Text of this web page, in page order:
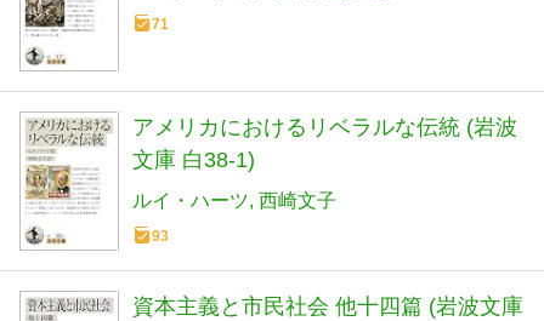
71
アメリカにおけるリベラルな伝統 (岩波
文庫 白38-1)
ルイ・ハーツ 西崎文子
93
資本主義と市民社会 他十四篇 (岩波文庫